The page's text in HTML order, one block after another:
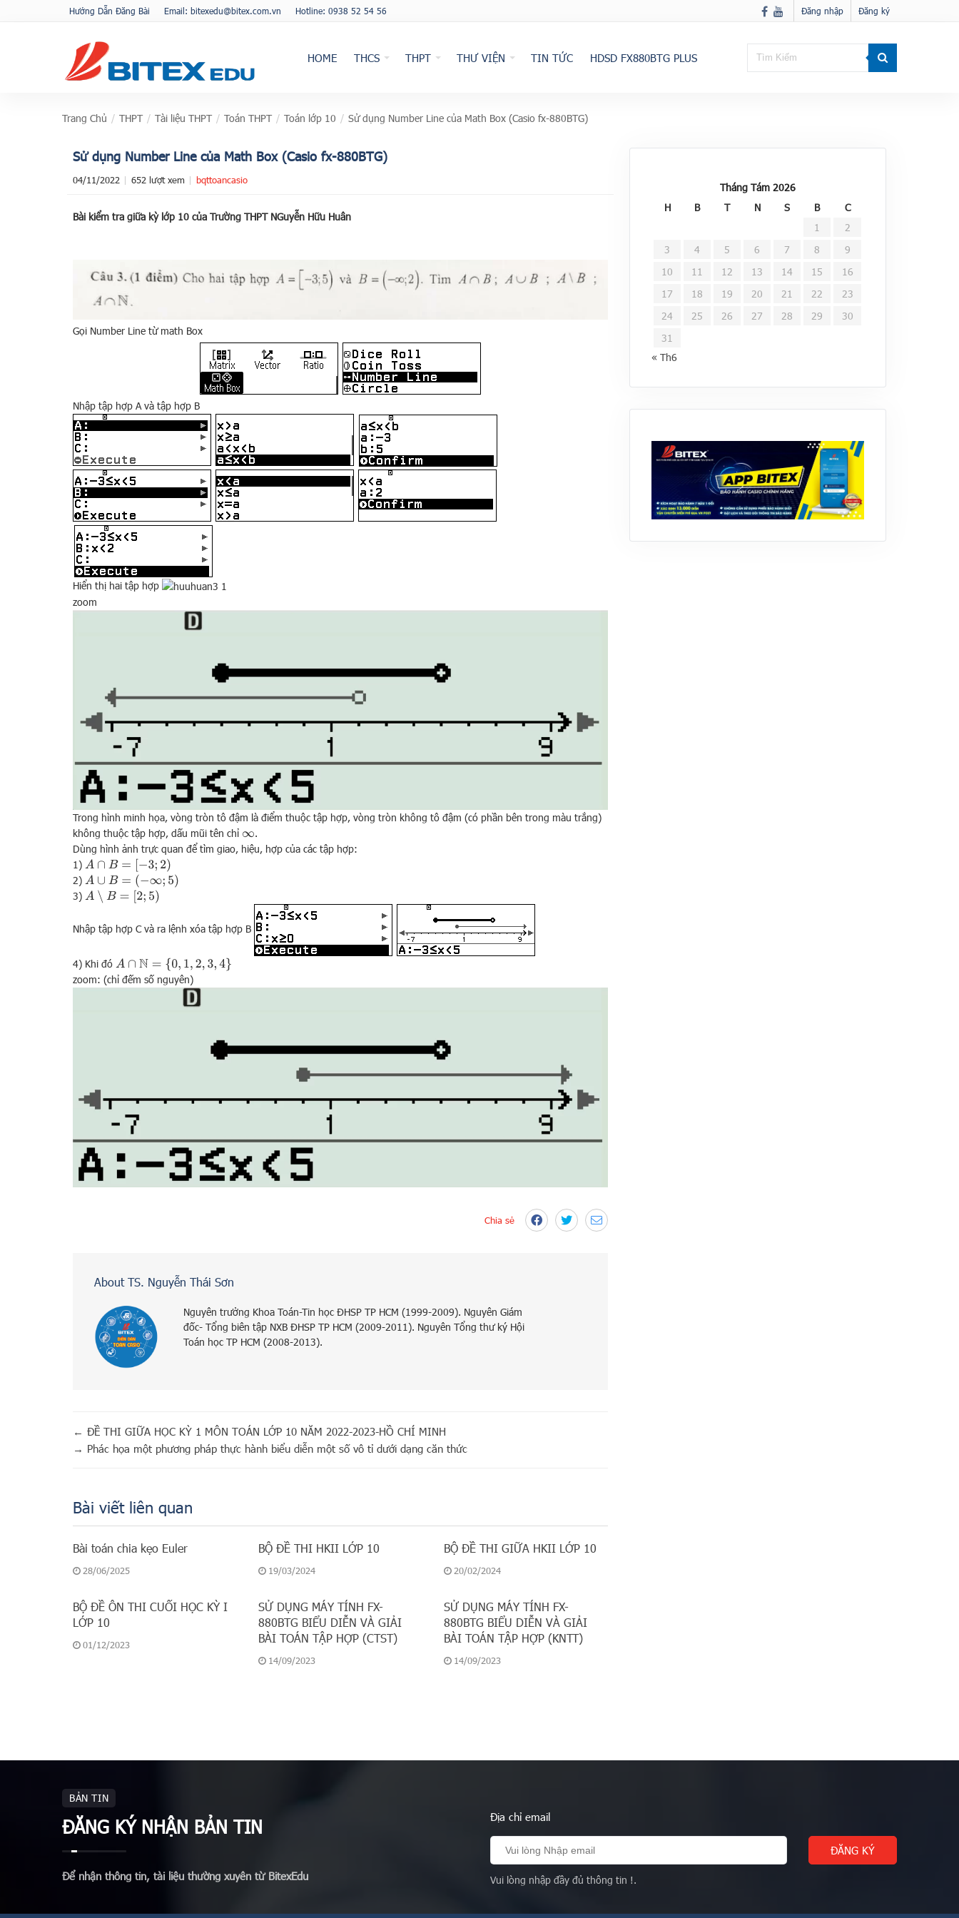
Hướng Dẫn Đăng Bài Email: bitexedu@bitex.com.vn Hotline: 0938 52 54 56 Đăng nhập Đăng ký
HOME THCS THPT THƯ VIỆN TIN TỨC HDSD FX880BTG PLUS
Trang Chủ / THPT / Tài liệu THPT / Toán THPT / Toán lớp 10 / Sử dụng Number Line của Math Box (Casio fx-880BTG)
Sử dụng Number Line của Math Box (Casio fx-880BTG)
04/11/2022 652 lượt xem bqttoancasio
Bài kiểm tra giữa kỳ lớp 10 của Trường THPT NGuyễn Hữu Huân
Gọi Number Line từ math Box
Nhập tập hợp A và tập hợp B
Hiển thị hai tập hợp
zoom
Trong hình minh họa, vòng tròn tô đậm là điểm thuộc tập hợp, vòng tròn không tô đậm (có phần bên trong màu trắng)
không thuộc tập hợp, dấu mũi tên chỉ ∞ .
Dùng hình ảnh trực quan để tìm giao, hiệu, hợp của các tập hợp:
1) A∩ B=[− 3;
)
2) A∪ B =(− ∞ 5)
3) A∖ B =[2 ;5)
Nhập tập hợp C và ra lệnh xóa tập hợp B
4) Khi đó A∩ N={0,1 2 ,3, 4 }
zoom: (chỉ đếm số nguyên)
Chia sẻ
About TS. Nguyễn Thái Sơn
Nguyên trưởng Khoa Toán-Tin học ĐHSP TP HCM (1999-2009). Nguyên Giám
đốc- Tổng biên tập NXB ĐHSP TP HCM (2009-2011). Nguyên Tổng thư ký Hội
Toán học TP HCM (2008-2013).
← ĐỀ THI GIỮA HỌC KỲ 1 MÔN TOÁN LỚP 10 NĂM 2022-2023-HỒ CHÍ MINH
→ Phác họa một phương pháp thực hành biểu diễn một số vô tỉ dưới dạng căn thức
Bài viết liên quan
Bài toán chia kẹo Euler
28/06/2025
BỘ ĐỀ THI HKII LỚP 10
19/03/2024
BỘ ĐỀ THI GIỮA HKII LỚP 10
20/02/2024
BỘ ĐỀ ÔN THI CUỐI HỌC KỲ I
LỚP 10
01/12/2023
SỬ DỤNG MÁY TÍNH FX-
880BTG BIỂU DIỄN VÀ GIẢI
BÀI TOÁN TẬP HỢP (CTST)
14/09/2023
SỬ DỤNG MÁY TÍNH FX-
880BTG BIỂU DIỄN VÀ GIẢI
BÀI TOÁN TẬP HỢP (KNTT)
14/09/2023
Tháng Tám 2026
H
B T N S B
C
1
2
3
4 5 6 7 8
9
10
11 12 13 14 15
16
17
18 19 20 21 22
23
24
25 26 27 28 29
30
31
« Th6
BẢN TIN
ĐĂNG KÝ NHẬN BẢN TIN
Để nhận thông tin, tài liệu thường xuyên từ BitexEdu
Địa chỉ email
Vui lòng nhập đầy đủ thông tin !.